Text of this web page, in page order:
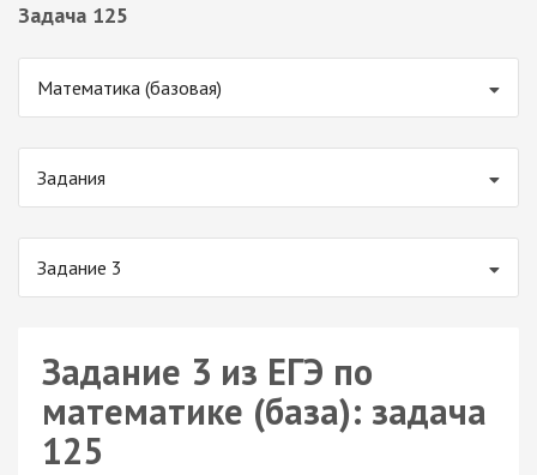
Задача 125
Математика (базовая)
Задания
Задание 3
Задание 3 из ЕГЭ по
математике (база): задача
125